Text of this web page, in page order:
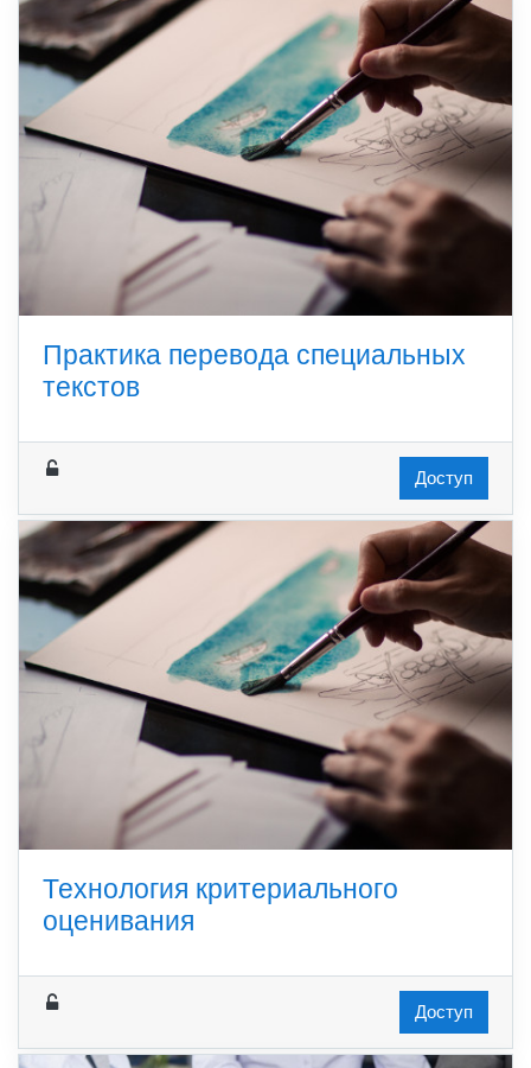
Практика перевода специальных
текстов
Доступ
Технология критериального
оценивания
Доступ